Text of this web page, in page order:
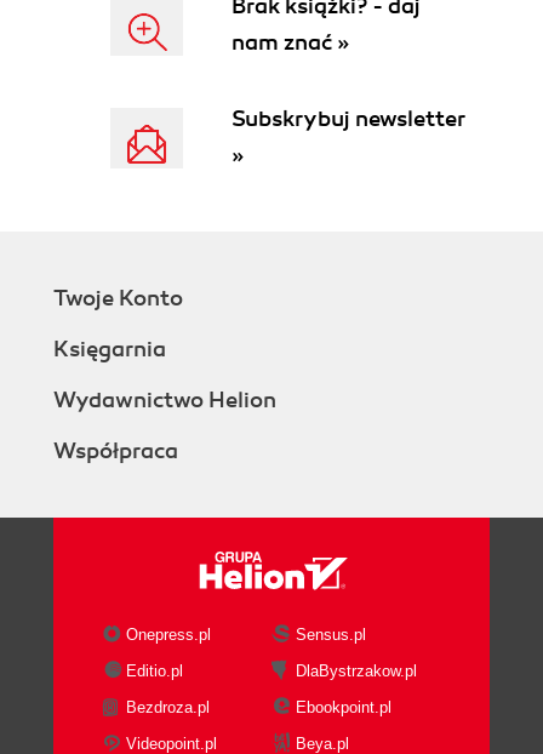
Getting ready
How to do it...
Create primitives
Why doesn't my part look right?
of macros
Getting ready
How to do it...
How it works...
Create arrays
Converting drafts and sketches
Rotating and extruding to create parts
Brak książki? - daj
nam znać »
Subskrybuj newsletter
»
Twoje Konto
Księgarnia
Wydawnictwo Helion
Współpraca
Onepress.pl
Sensus.pl
Editio.pl
DlaBystrzakow.pl
Bezdroza.pl
Ebookpoint.pl
Videopoint.pl
Beya.pl